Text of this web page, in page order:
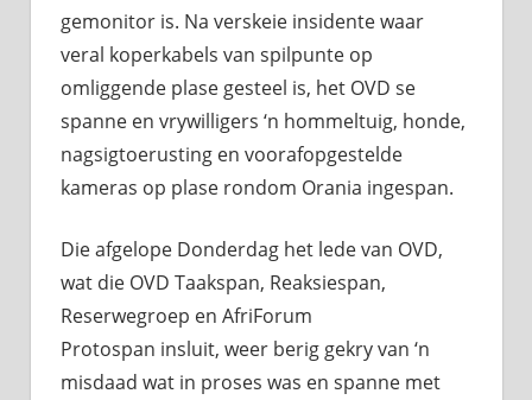
gemonitor is. Na verskeie insidente waar
veral koperkabels van spilpunte op
omliggende plase gesteel is, het OVD se
spanne en vrywilligers ‘n hommeltuig, honde,
nagsigtoerusting en voorafopgestelde
kameras op plase rondom Orania ingespan.
Die afgelope Donderdag het lede van OVD,
wat die OVD Taakspan, Reaksiespan,
Reserwegroep en AfriForum
Protospan insluit, weer berig gekry van ‘n
misdaad wat in proses was en spanne met